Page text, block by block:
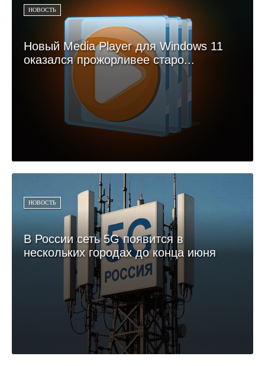
НОВОСТЬ
Новый Media Player для Windows 11
оказался прожорливее старо...
НОВОСТЬ
В России сеть 5G появится в
нескольких городах до конца июня